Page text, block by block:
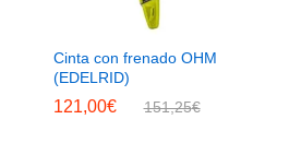
Cinta con frenado OHM
(EDELRID)
121,00€ 151,25€